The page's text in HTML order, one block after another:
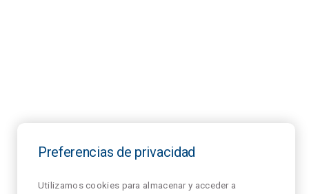
Preferencias de privacidad
Utilizamos cookies para almacenar y acceder a